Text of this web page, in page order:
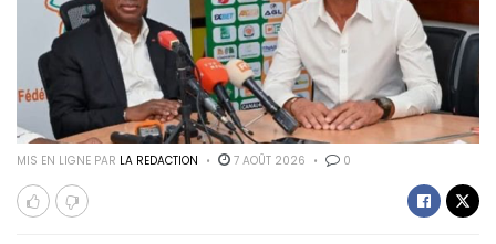
MIS EN LIGNE PAR LA REDACTION 7 AOÛT 2026 0